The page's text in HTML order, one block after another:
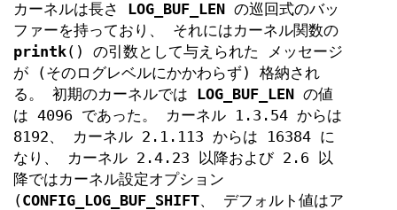
カーネルは長さ LOG_BUF_LEN の巡回式のバッ
ファーを持っており、 それにはカーネル関数の
printk() の引数として与えられた メッセージ
が (そのログレベルにかかわらず) 格納され
る。 初期のカーネルでは LOG_BUF_LEN の値
は 4096 であった。 カーネル 1.3.54 からは
8192、 カーネル 2.1.113 からは 16384 に
なり、 カーネル 2.4.23 以降および 2.6 以
降ではカーネル設定オプション
(CONFIG_LOG_BUF_SHIFT、 デフォルト値はア